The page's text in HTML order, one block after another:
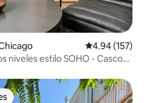
Calificación
4.94 (157)
niveles estilo SOHO - Casco